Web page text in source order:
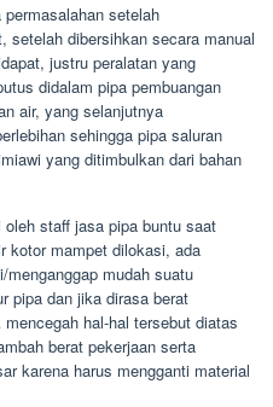
setelah
setelah dibersihkan secara manual
justru peralatan yang
didalam pipa pembuangan
air, yang selanjutnya
sehingga pipa saluran
yang ditimbulkan dari bahan
staff jasa pipa buntu saat
kotor mampet dilokasi, ada
mudah suatu
pipa dan jika dirasa berat
hal-hal tersebut diatas
berat pekerjaan serta
karena harus mengganti material